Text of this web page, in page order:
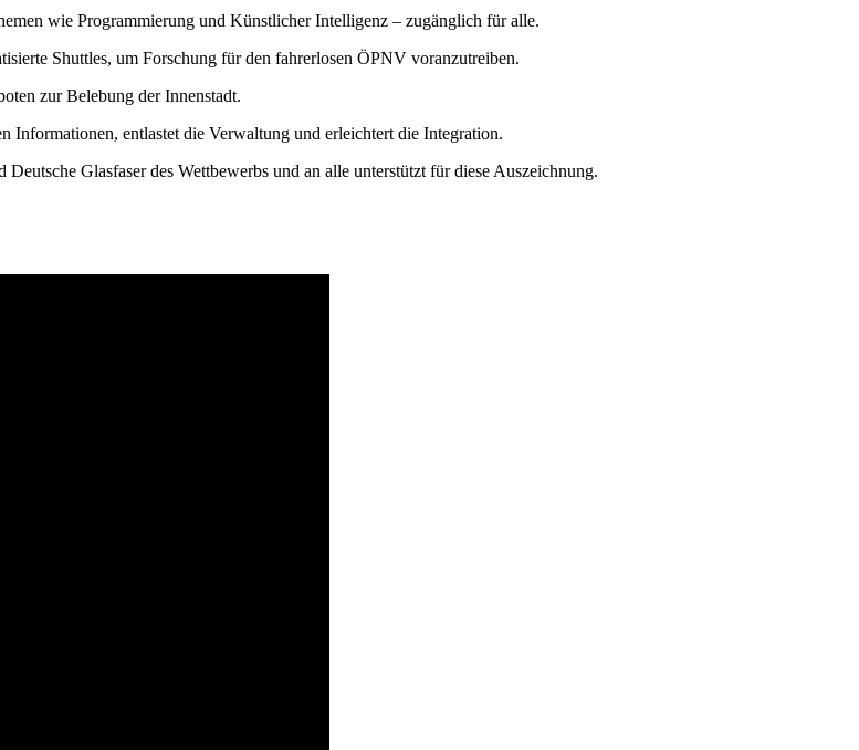
wie Programmierung und Künstlicher Intelligenz – zugänglich für alle.
Shuttles, um Forschung für den fahrerlosen ÖPNV voranzutreiben.
zur Belebung der Innenstadt.
Informationen, entlastet die Verwaltung und erleichtert die Integration.
Glasfaser des Wettbewerbs und an alle unterstützt für diese Auszeichnung.